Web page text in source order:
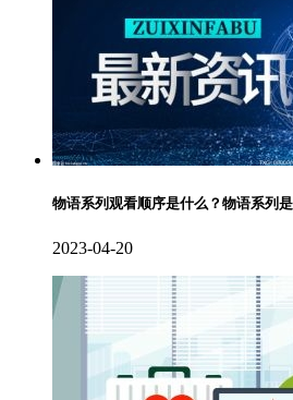
物语系列观看顺序是什么？物语系列
2023-04-20